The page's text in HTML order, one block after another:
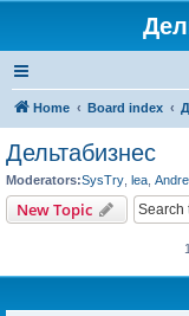
Home Board index
Дельтабизнес
Moderators:SysTry lea
New Topic